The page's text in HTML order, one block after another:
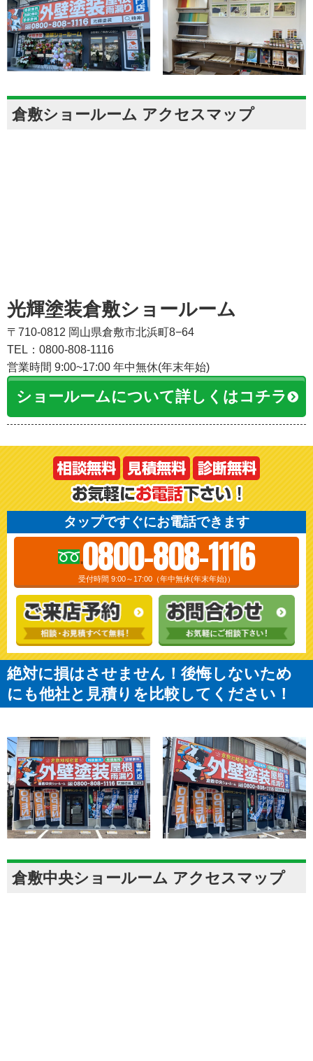
倉敷ショールーム アクセスマップ
光輝塗装倉敷ショールーム
〒710-0812 岡山県倉敷市北浜町8−64
TEL：0800-808-1116
営業時間 9:00~17:00 年中無休(年末年始)
ショールームについて詳しくはコチラ
タップですぐにお電話できます
0800-808-1116
受付時間 9:00～17:00（年中無休(年末年始)）
絶対に損はさせません！後悔しないため
にも他社と見積りを比較してください！
倉敷中央ショールーム アクセスマップ